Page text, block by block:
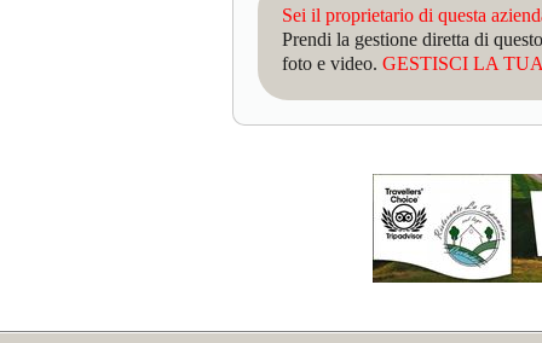
Sei il proprietario di questa
Prendi la gestione diretta di
foto e video. GESTISCI LA